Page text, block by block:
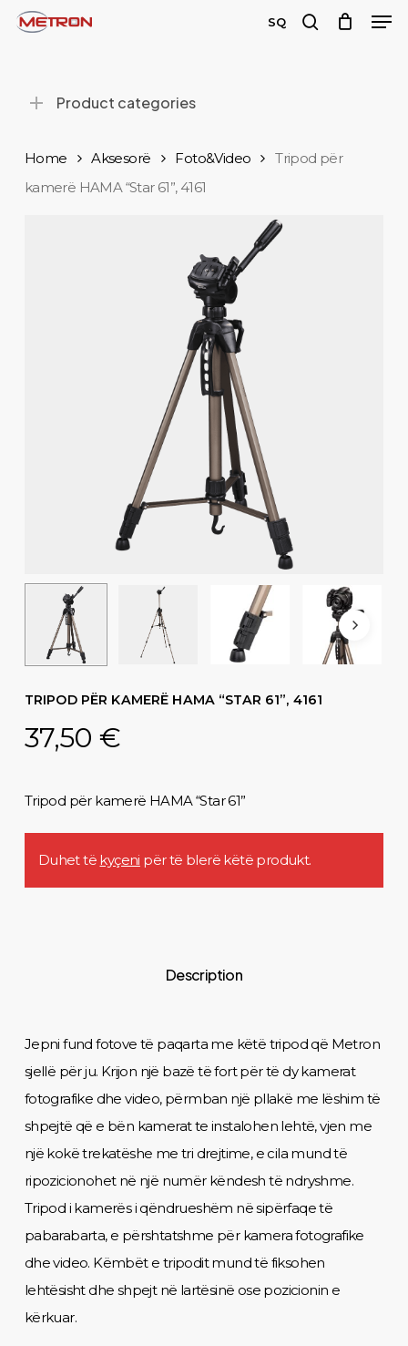
Skip
content
SQ
Product categories
Home Aksesorë Foto&Video
Tripod për
kamerë HAMA “Star 61”, 4161
TRIPOD PËR KAMERË HAMA “STAR 61”, 4161
37,50€
Tripod për kamerë HAMA “Star 61”
Duhet të kyçeni për të blerë këtë produkt.
Description
Jepni fund fotove të paqarta me këtë tripod që Metron
sjellë për ju. Krijon një bazë të fort për të dy kamerat
fotografike dhe video, përmban një pllakë me lëshim të
shpejtë që e bën kamerat te instalohen lehtë, vjen me
një kokë trekatëshe me tri drejtime, e cila mund të
ripozicionohet në një numër këndesh të ndryshme.
Tripod i kamerës i qëndrueshëm në sipërfaqe të
pabarabarta, e përshtatshme për kamera fotografike
dhe video. Këmbët e tripodit mund të fiksohen
lehtësisht dhe shpejt në lartësinë ose pozicionin e
kërkuar.